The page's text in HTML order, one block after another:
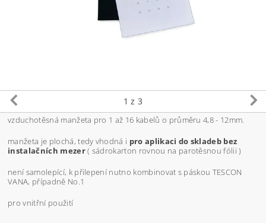
1 z 3
vzduchotěsná manžeta pro 1 až 16 kabelů o průměru 4,8 - 12mm.
manžeta je plochá, tedy vhodná i pro aplikaci do skladeb bez
instalačních mezer( sádrokarton rovnou na parotěsnou fólii )
není samolepící, k přilepení nutno kombinovat s páskou TESCON
VANA, případně No.1
pro vnitřní použití